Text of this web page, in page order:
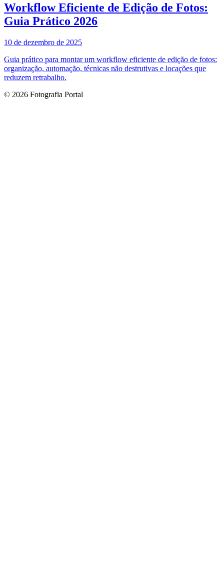
Workflow Eficiente de Edição de Fotos:
Guia Prático 2026
10 de dezembro de 2025
Guia prático para montar um workflow eficiente de edição de fotos:
organização, automação, técnicas não destrutivas e locações que
reduzem retrabalho.
© 2026 Fotografia Portal